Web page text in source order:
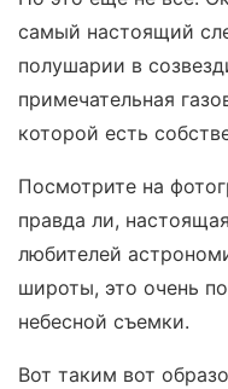
самый настоящий
полушарии в
примечательная
которой есть
Посмотрите на
правда ли,
любителей
широты, это очень
небесной съемки.
Вот таким вот